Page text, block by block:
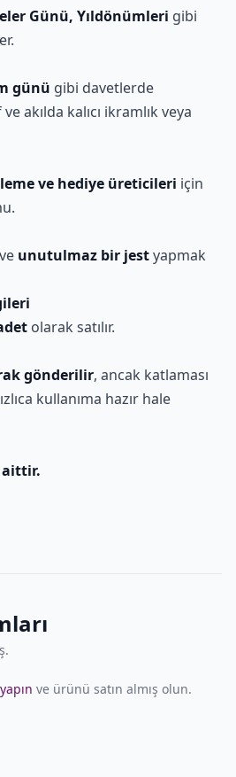
Günü, Yıldönümleri gibi
günü gibi davetlerde
akılda kalıcı ikramlık veya
ve hediye üreticileri için
unutulmaz bir jestyapmak
olarak satılır.
gönderilir, ancak katlaması
kullanıma hazır hale
aittir.
ve ürünü satın almış olun.